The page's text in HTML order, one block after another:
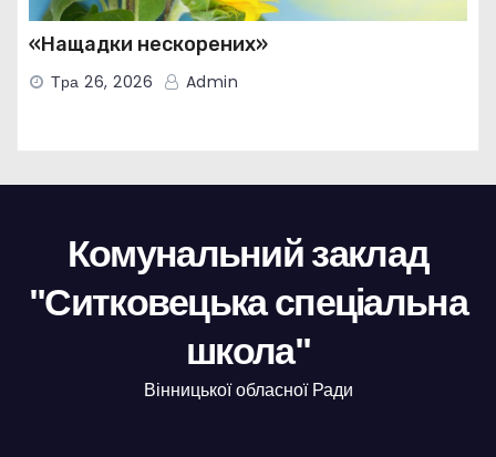
«Нащадки нескорених»
Тра 26, 2026 Admin
Комунальний заклад
"Ситковецька спеціальна
школа"
Вінницької обласної Ради